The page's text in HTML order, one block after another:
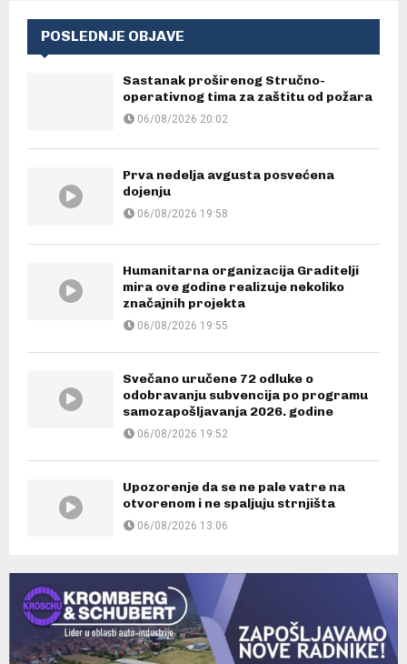
POSLEDNJE OBJAVE
Sastanak proširenog Stručno-
operativnog tima za zaštitu od požara
06/08/2026 20:02
Prva nedelja avgusta posvećena
dojenju
06/08/2026 19:58
Humanitarna organizacija Graditelji
mira ove godine realizuje nekoliko
značajnih projekta
06/08/2026 19:55
Svečano uručene 72 odluke o
odobravanju subvencija po programu
samozapošljavanja 2026. godine
06/08/2026 19:52
Upozorenje da se ne pale vatre na
otvorenom i ne spaljuju strnjišta
06/08/2026 13:06